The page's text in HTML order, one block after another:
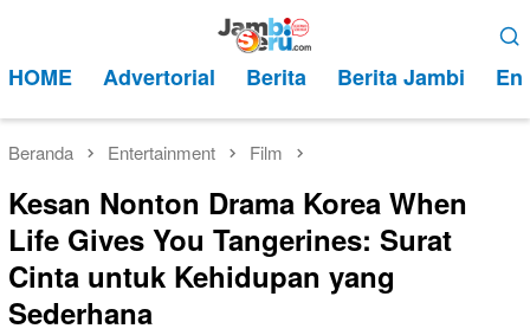
kontenMobile
HOME Advertorial Berita Berita Jambi
Beranda Entertainment Film
Kesan Nonton Drama Korea When
Life Gives You Tangerines: Surat
Cinta untuk Kehidupan yang
Sederhana